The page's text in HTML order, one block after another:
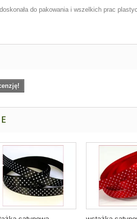
do pakowania i wszelkich prac